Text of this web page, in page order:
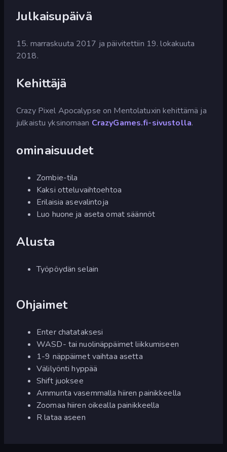
Julkaisupäivä
15. marraskuuta 2017 ja päivitettiin 19. lokakuuta
2018.
Kehittäjä
Crazy Pixel Apocalypse on Mentolatuxin kehittämä ja
julkaistu yksinomaan CrazyGames.fi-sivustolla.
ominaisuudet
Zombie-tila
Kaksi otteluvaihtoehtoa
Erilaisia asevalintoja
Luo huone ja aseta omat säännöt
Alusta
Työpöydän selain
Ohjaimet
Enter chatataksesi
WASD- tai nuolinäppäimet liikkumiseen
1-9 näppäimet vaihtaa asetta
Välilyönti hyppää
Shift juoksee
Ammunta vasemmalla hiiren painikkeella
Zoomaa hiiren oikealla painikkeella
R lataa aseen